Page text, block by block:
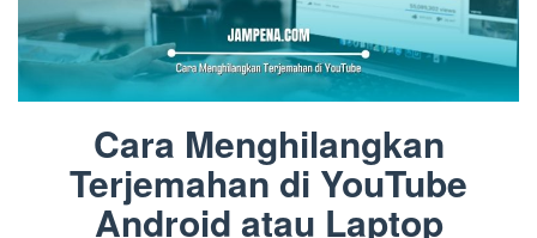
Cara Menghilangkan
Terjemahan di YouTube
Android atau Laptop